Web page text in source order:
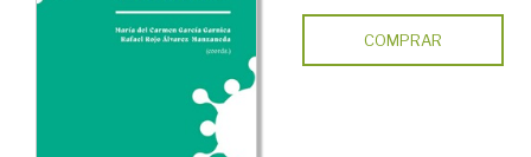
COMPRAR